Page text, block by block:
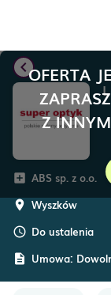
OFERTA
Z
chevron_left
add_box ABS sp. z o.o.
room Wyszków
schedule Do ustalenia
description Umowa: